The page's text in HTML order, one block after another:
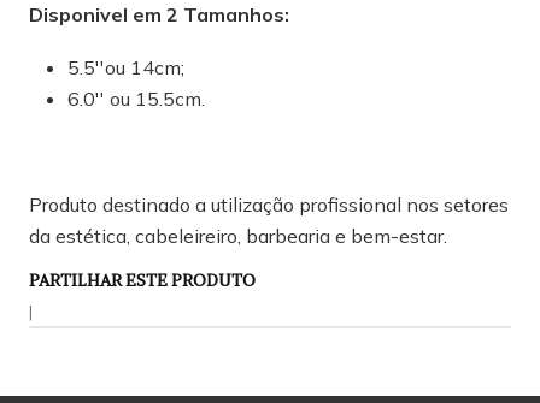
Disponivel em 2 Tamanhos:
5.5''ou 14cm;
6.0'' ou 15.5cm.
Produto destinado a utilização profissional nos setores
da estética, cabeleireiro, barbearia e bem-estar.
PARTILHAR ESTE PRODUTO
|